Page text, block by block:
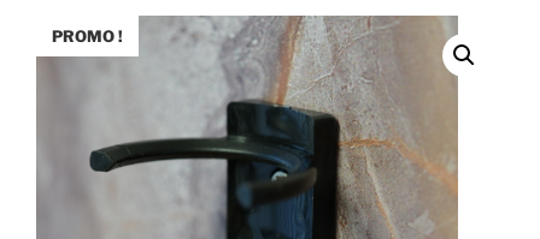
PROMO !